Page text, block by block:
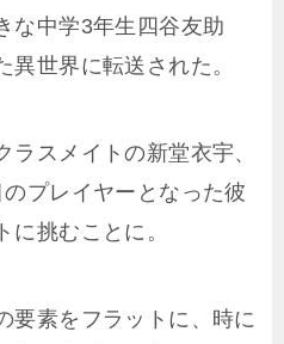
な中学3年生四谷友助
異世界に転送された。
スメイトの新堂衣宇、
プレイヤーとなった彼
に挑むことに。
要素をフラットに、時に